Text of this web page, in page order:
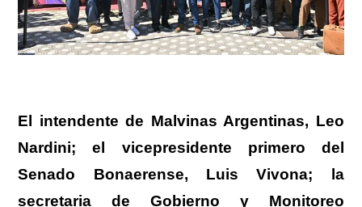
El intendente de Malvinas Argentinas, Leo
Nardini; el vicepresidente primero del
Senado Bonaerense, Luis Vivona; la
secretaria de Gobierno y Monitoreo